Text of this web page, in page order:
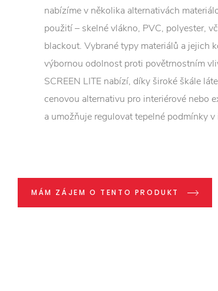
nabízíme v několika alternativách
použití – skelné vlákno, PVC, polyester,
blackout. Vybrané typy materiálů a jejich
výbornou odolnost proti povětrnostním
SCREEN LITE nabízí, díky široké škále
cenovou alternativu pro interiérové nebo
a umožňuje regulovat tepelné podmínky v
MÁM ZÁJEM O TENTO PRODUKT